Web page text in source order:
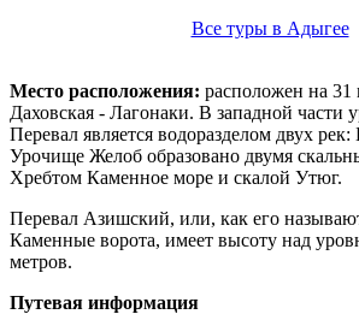
Все туры в Адыгее
Место расположения: расположен на 31
Даховская - Лагонаки. В западной части
Перевал является водоразделом двух
Урочище Желоб образовано двумя
Хребтом Каменное море и скалой Утюг.
Перевал Азишский, или, как его
Каменные ворота, имеет высоту над
метров.
Путевая информация